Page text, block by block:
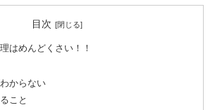
目次
はめんどくさい！！
からない
こと